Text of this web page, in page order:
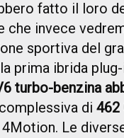
fatto il loro
che invece
sportiva del
prima ibrida
turbo-benzina
di 462
Le